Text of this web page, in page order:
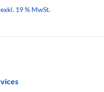
exkl. 19 % MwSt.